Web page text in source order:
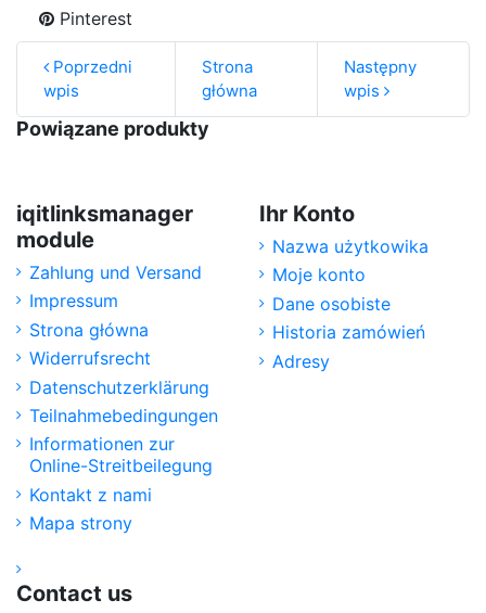
Pinterest
Poprzedni
wpis
Strona
główna
Następny
wpis
Powiązane produkty
iqitlinksmanager
module
Zahlung und Versand
Impressum
Strona główna
Widerrufsrecht
Datenschutzerklärung
Teilnahmebedingungen
Informationen zur
Online-Streitbeilegung
Kontakt z nami
Mapa strony
Ihr Konto
Nazwa użytkowika
Moje konto
Dane osobiste
Historia zamówień
Adresy
Contact us